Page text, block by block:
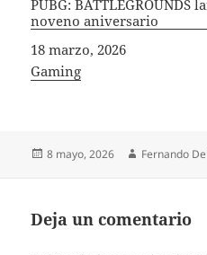
PUBG: BATTLEGROUNDS
noveno aniversario
Fecha
18 marzo, 2026
In relation to
Gaming
Publicado
8 mayo, 2026 Autor
Fernando
Deja un comentario